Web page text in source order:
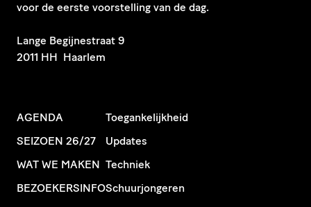
voor de eerste voorstelling van de dag.
​Lange Begijnestraat 9
2011 HH Haarlem
AGENDA
SEIZOEN 26/27
WAT WE MAKEN
BEZOEKERSINFO
Toegankelijkheid
Updates
Techniek
Schuurjongeren